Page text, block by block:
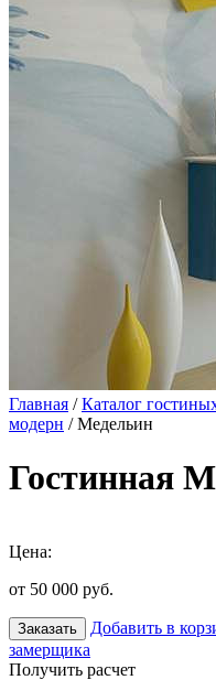
Главная /Каталог
модерн / Медельин
Гостинная
Цена:
от 50 000 руб.
Заказать Добавить в
замерщика
Получить расчет